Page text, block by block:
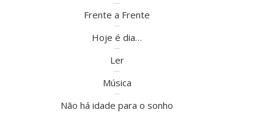
Frente a Frente
Hoje é dia…
Ler
Música
Não há idade para o sonho